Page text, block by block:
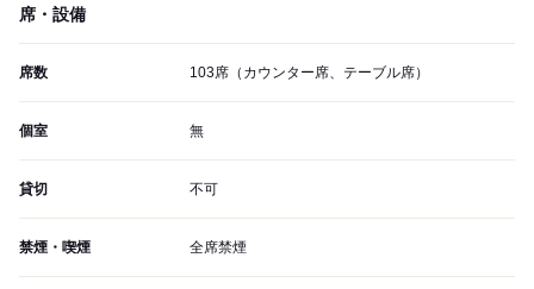
席・設備
席数 103席（カウンター席、テーブル席）
個室 無
貸切 不可
禁煙・喫煙 全席禁煙